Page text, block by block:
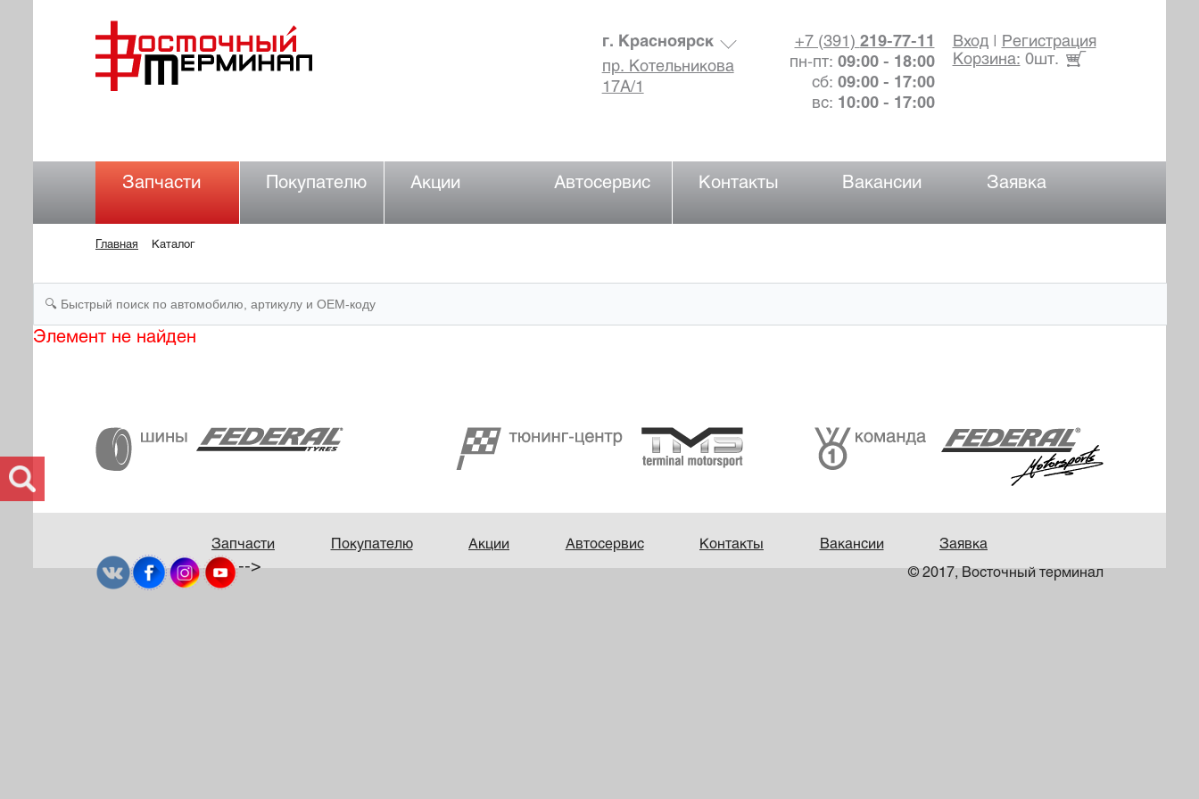
Вход|
Регистрация
Корзина: 0шт.
+7 (391) 219-77-11
пн-пт: 09:00 - 18:00
сб: 09:00 - 17:00
вс: 10:00 - 17:00
г. Красноярск
пр. Котельникова
17А/1
Запчасти Покупателю Акции Автосервис Контакты Вакансии Заявка
Главная Каталог
Элемент не найден
Запчасти Покупателю Акции Автосервис Контакты Вакансии Заявка
© 2017, Восточный терминал
-->